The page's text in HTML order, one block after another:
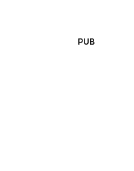
PUB